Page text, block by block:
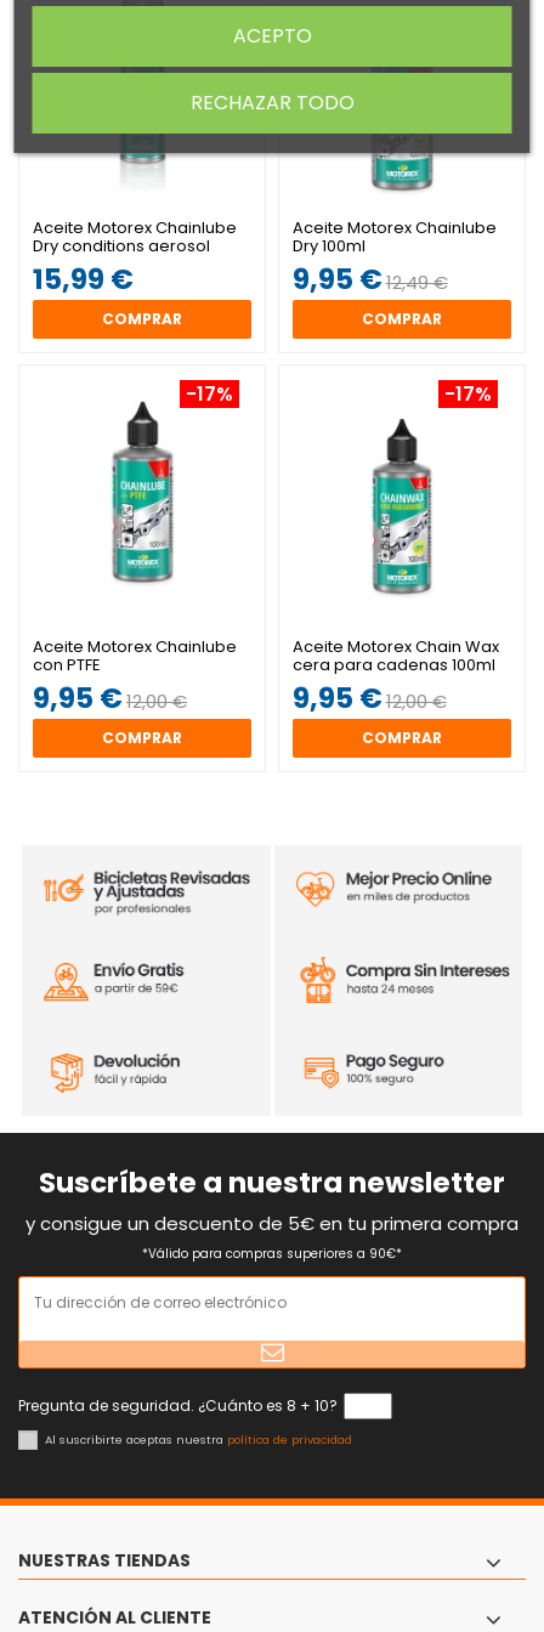
Aceite Motorex Chainlube
Dry conditions aerosol
300ml
15,99 €
COMPRAR
Aceite Motorex Chainlube
Dry 100ml
9,95 €12,49 €
COMPRAR
-17%
Aceite Motorex Chainlube
con PTFE
9,95 €12,00 €
COMPRAR
-17%
Aceite Motorex Chain Wax
cera para cadenas 100ml
9,95 €12,00 €
COMPRAR
Suscríbete a nuestra newsletter
y consigue un descuento de 5€ en tu primera compra
*Válido para compras superiores a 90€*
Pregunta de seguridad. ¿Cuánto es 8 + 10?
Al suscribirte aceptas nuestra política de privacidad
NUESTRAS TIENDAS
ATENCIÓN AL CLIENTE
RECHAZAR TODO
ACEPTO